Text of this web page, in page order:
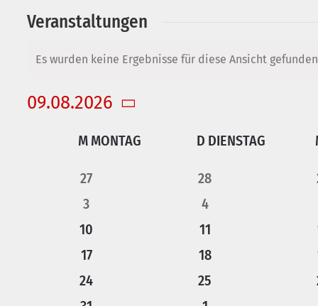
Veranstaltungen
Es wurden keine Ergebnisse für diese Ansicht
09.08.2026
wählen.
Kalender
Veranstaltungen
M MONTAG D DIENSTAG
0
Veranstaltungen
27
0
Veranstaltungen
28
0
Veranstaltungen
3
0
Veranstaltungen
4
0
Veranstaltungen
10
0
Veranstaltungen
11
0
Veranstaltungen
17
0
Veranstaltungen
18
0
24
0
25